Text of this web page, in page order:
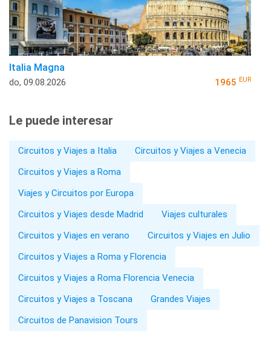
Italia Magna
do, 09.08.2026 1965 EUR
Le puede interesar
Circuitos y Viajes a Italia
Circuitos y Viajes a Venecia
Circuitos y Viajes a Roma
Viajes y Circuitos por Europa
Circuitos y Viajes desde Madrid
Viajes culturales
Circuitos y Viajes en verano
Circuitos y Viajes en Julio
Circuitos y Viajes a Roma y Florencia
Circuitos y Viajes a Roma Florencia Venecia
Circuitos y Viajes a Toscana
Grandes Viajes
Circuitos de Panavision Tours